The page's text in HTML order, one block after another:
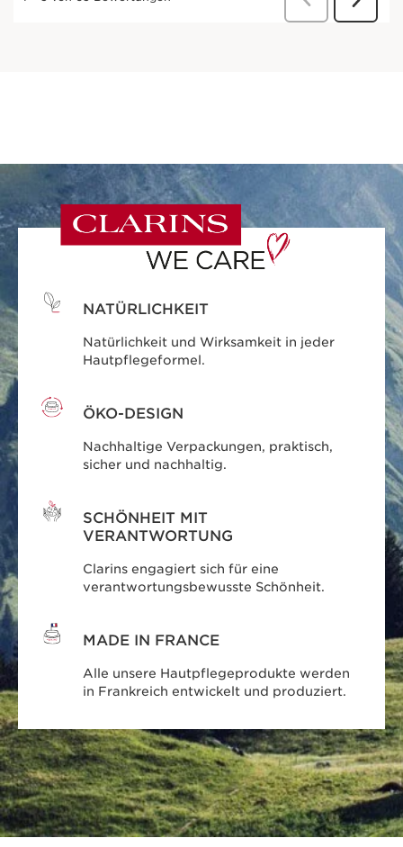
NATÜRLICHKEIT
Natürlichkeit und Wirksamkeit in jeder
Hautpflegeformel.
ÖKO-DESIGN
Nachhaltige Verpackungen, praktisch,
sicher und nachhaltig.
SCHÖNHEIT MIT
VERANTWORTUNG
Clarins engagiert sich für eine
verantwortungsbewusste Schönheit.
MADE IN FRANCE
Alle unsere Hautpflegeprodukte werden
in Frankreich entwickelt und produziert.